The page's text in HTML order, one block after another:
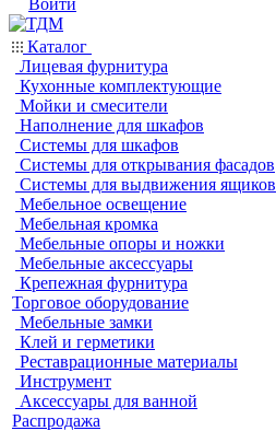
Войти
Каталог
Лицевая фурнитура
Кухонные комплектующие
Мойки и смесители
Наполнение для шкафов
Системы для шкафов
Системы для открывания фасадов
Системы для выдвижения ящиков
Мебельное освещение
Мебельная кромка
Мебельные опоры и ножки
Мебельные аксессуары
Крепежная фурнитура
Торговое оборудование
Мебельные замки
Клей и герметики
Реставрационные материалы
Инструмент
Аксессуары для ванной
Распродажа